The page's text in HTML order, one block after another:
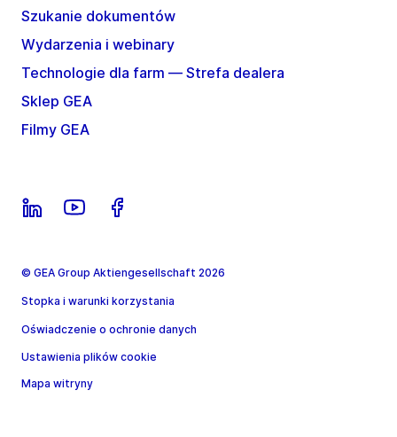
Szukanie dokumentów
Wydarzenia i webinary
Technologie dla farm — Strefa dealera
Sklep GEA
Filmy GEA
© GEA Group Aktiengesellschaft 2026
Stopka i warunki korzystania
Oświadczenie o ochronie danych
Ustawienia plików cookie
Mapa witryny